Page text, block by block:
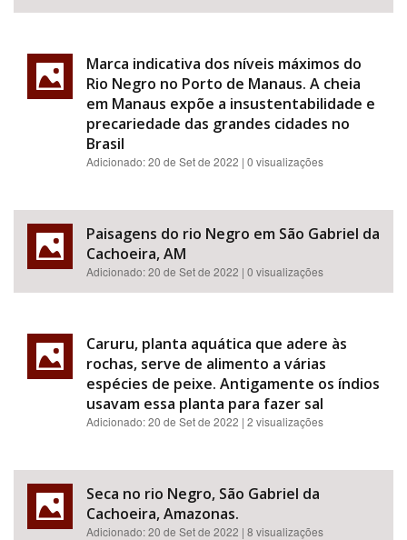
Marca indicativa dos níveis máximos do
Rio Negro no Porto de Manaus. A cheia
em Manaus expõe a insustentabilidade e
precariedade das grandes cidades no
Brasil
Adicionado:20 de Set de 2022 | 0 visualizações
Paisagens do rio Negro em São Gabriel da
Cachoeira, AM
Adicionado:20 de Set de 2022 | 0 visualizações
Caruru, planta aquática que adere às
rochas, serve de alimento a várias
espécies de peixe. Antigamente os índios
usavam essa planta para fazer sal
Adicionado:20 de Set de 2022 | 2 visualizações
Seca no rio Negro, São Gabriel da
Cachoeira, Amazonas.
Adicionado:20 de Set de 2022 | 8 visualizações